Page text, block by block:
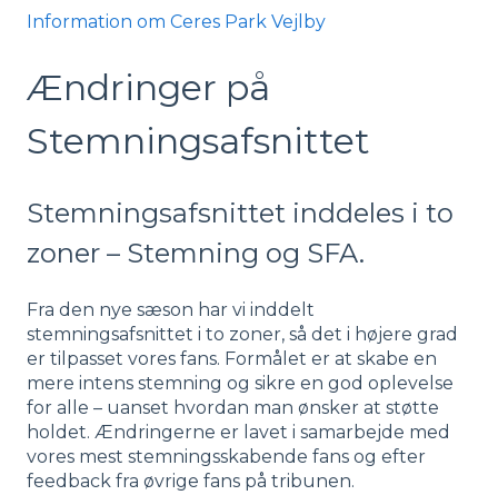
Information om Ceres Park Vejlby
Ændringer på
Stemningsafsnittet
Stemningsafsnittet inddeles i to
zoner – Stemning og SFA.
Fra den nye sæson har vi inddelt
stemningsafsnittet i to zoner, så det i højere grad
er tilpasset vores fans. Formålet er at skabe en
mere intens stemning og sikre en god oplevelse
for alle – uanset hvordan man ønsker at støtte
holdet. Ændringerne er lavet i samarbejde med
vores mest stemningsskabende fans og efter
feedback fra øvrige fans på tribunen.